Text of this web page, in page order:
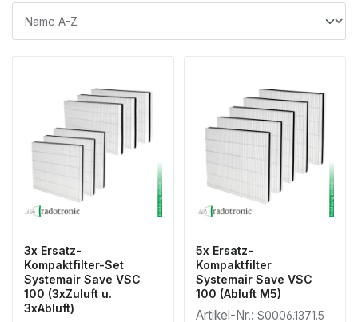
3x Ersatz-
Kompaktfilter-Set
Systemair Save VSC
100 (3xZuluft u.
3xAbluft)
5x Ersatz-
Kompaktfilter
Systemair Save VSC
100 (Abluft M5)
Artikel-Nr.: S0006.1371.5